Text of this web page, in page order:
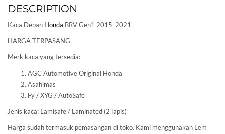
DESCRIPTION
Kaca Depan Honda BRV Gen1 2015-2021
HARGA TERPASANG
Merk kaca yang tersedia:
AGC Automotive Original Honda
Asahimas
Fy / XYG / AutoSafe
Jenis kaca: Lamisafe / Laminated (2 lapis)
Harga sudah termasuk pemasangan di toko. Kami menggunakan Lem